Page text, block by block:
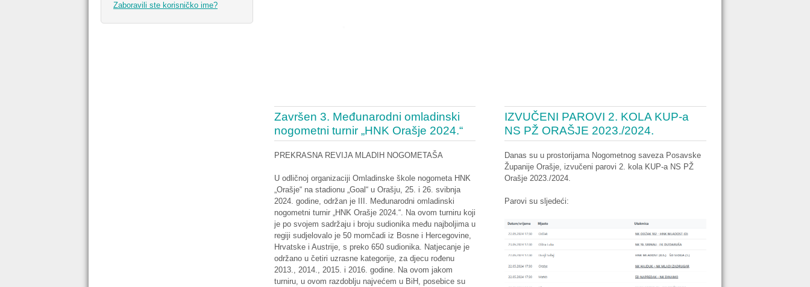
Zaboravili ste korisničko ime?
Završen 3. Međunarodni omladinski
nogometni turnir „HNK Orašje 2024.“
PREKRASNA REVIJA MLADIH NOGOMETAŠA
U odličnoj organizaciji Omladinske škole nogometa HNK
„Orašje“ na stadionu „Goal“ u Orašju, 25. i 26. svibnja
2024. godine, održan je III. Međunarodni omladinski
nogometni turnir „HNK Orašje 2024.“. Na ovom turniru koji
je po svojem sadržaju i broju sudionika među najboljima u
regiji sudjelovalo je 50 momčadi iz Bosne i Hercegovine,
Hrvatske i Austrije, s preko 650 sudionika. Natjecanje je
održano u četiri uzrasne kategorije, za djecu rođenu
2013., 2014., 2015. i 2016. godine. Na ovom jakom
turniru, u ovom razdoblju najvećem u BiH, posebice su
IZVUČENI PAROVI 2. KOLA KUP-a
NS PŽ ORAŠJE 2023./2024.
Danas su u prostorijama Nogometnog saveza Posavske
Županije Orašje, izvučeni parovi 2. kola KUP-a NS PŽ
Orašje 2023./2024.
Parovi su sljedeći: